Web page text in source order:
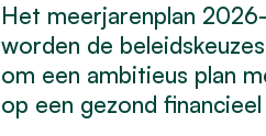
Het meerjarenplan
worden de
om een ambitieus plan
op een gezond